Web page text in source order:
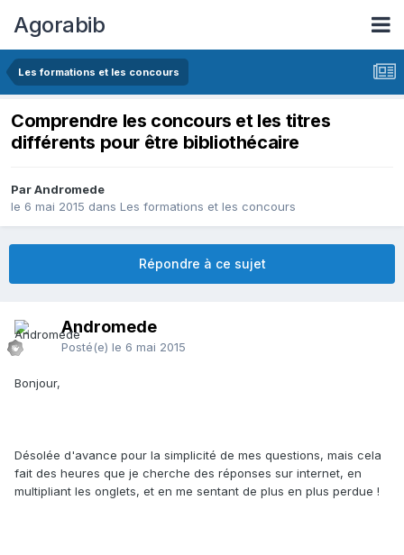
Agorabib
Les formations et les concours
Comprendre les concours et les titres
différents pour être bibliothécaire
Par Andromede
le 6 mai 2015 dans Les formations et les concours
Répondre à ce sujet
Andromede
Posté(e) le 6 mai 2015
Bonjour,
Désolée d'avance pour la simplicité de mes questions, mais cela
fait des heures que je cherche des réponses sur internet, en
multipliant les onglets, et en me sentant de plus en plus perdue !